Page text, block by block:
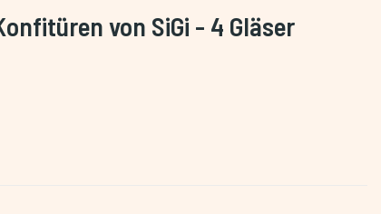
von SiGi - 4 Gläser